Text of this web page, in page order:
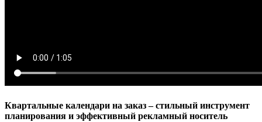
Квартальные календари на заказ – стильный инструмент
планирования и эффективный рекламный носитель